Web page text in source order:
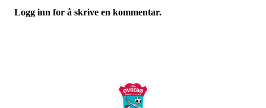
Logg inn for å skrive en kommentar.